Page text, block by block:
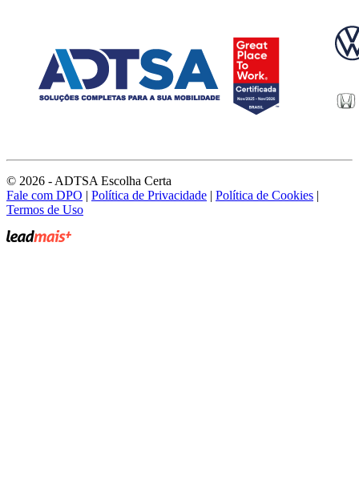
© 2026 - ADTSA Escolha Certa
Fale com DPO | Política de Privacidade | Política de Cookies |
Termos de Uso